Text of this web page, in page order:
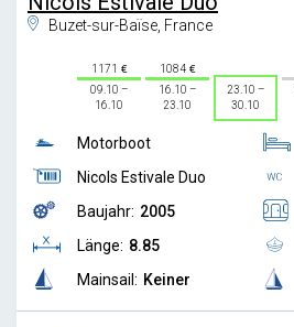
Buzet-sur-Baïse, France
1171
09.10 –
16.10
1084
16.10 –
23.10
23.10 –
30.10
Motorboot
Nicols Estivale Duo
Baujahr: 2005
Länge: 8.85
Mainsail: Keiner